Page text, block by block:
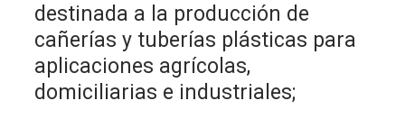
destinada a la producción de
cañerías y tuberías plásticas para
aplicaciones agrícolas,
domiciliarias e industriales;